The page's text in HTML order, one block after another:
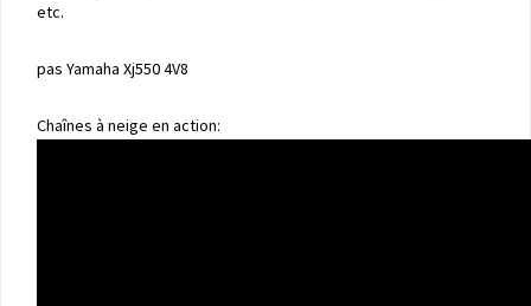
etc.
pas Yamaha Xj550 4V8
Chaînes à neige en action: